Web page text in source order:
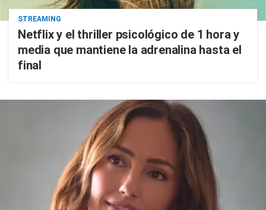
STREAMING
Netflix y el thriller psicológico de 1 hora y
media que mantiene la adrenalina hasta el
final